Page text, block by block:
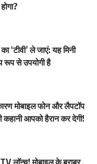
‘टीवी’ ले जाएं: यह मिनी
रूप से उपयोगी है
मोबाइल फोन और लैपटॉप
कहानी आपको हैरान कर देगी!
लॉन्च! मोबाइल के बराबर